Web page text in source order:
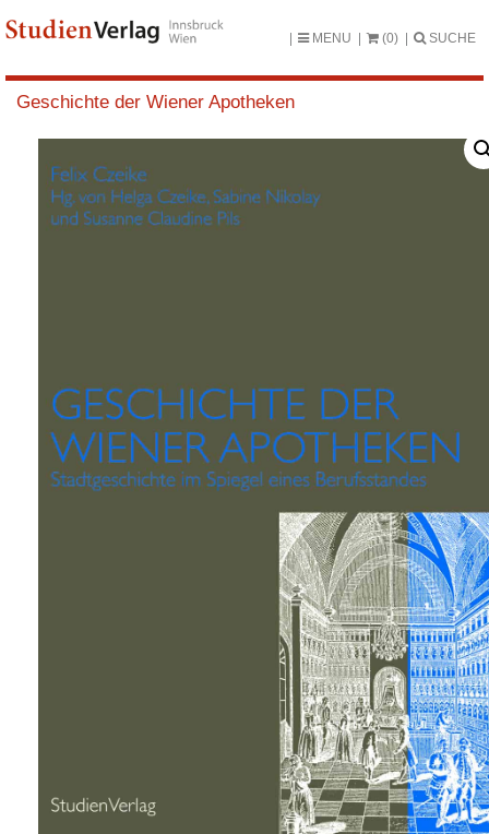
MENU (0) SUCHE
Geschichte der Wiener Apotheken